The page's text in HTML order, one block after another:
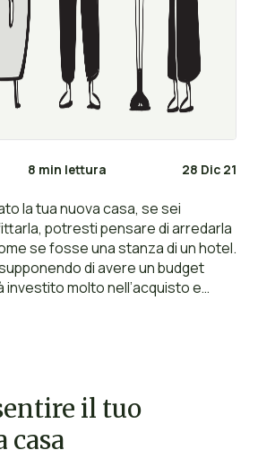
8 min lettura 28 Dic 21
la tua nuova casa, se sei
potresti pensare di arredarla
se fosse una stanza di un hotel.
di avere un budget
investito molto nell’acquisto e
arredato potrebbe essere
In che modo decidi qual è
che fa al caso tuo.
il tuo
casa